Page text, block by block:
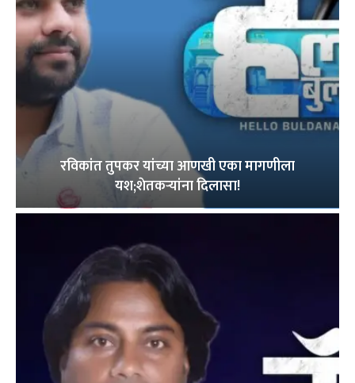
रविकांत तुपकर यांच्या आणखी एका मागणीला
यश;शेतकऱ्यांना दिलासा!